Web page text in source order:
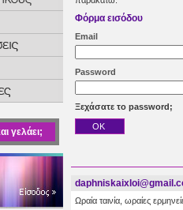
γελάει;
Φόρμα εισόδου
Email
Password
Ξεχάσατε το password;
Ωραία ταινία, ωραίες